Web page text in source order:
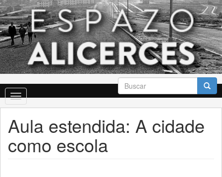
Skip
to
main
content
Formulario
de
búsqueda
Buscar
Toggle
navigation
Aula estendida: A cidade
como escola